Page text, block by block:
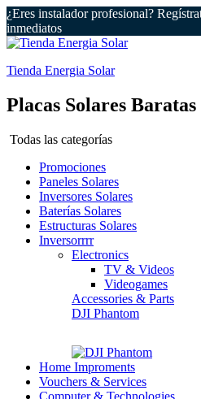
¿Eres instalador profesional?
inmediatos
Tienda Energia Solar
Placas Solares Baratas
Todas las categorías
Promociones
Paneles Solares
Inversores Solares
Baterías Solares
Estructuras Solares
Inversorrrr
Electronics
TV & Videos
Videogames
Accessories & Parts
DJI Phantom
Home Improments
Vouchers & Services
Computer & Technologies